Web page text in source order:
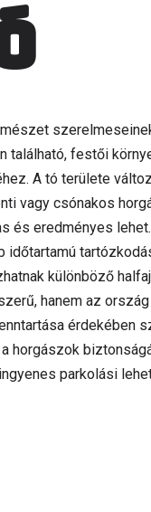
található, festői
A tó területe
vagy csónakos
és eredményes
különböző
hanem az
érdekében
horgászok
parkolási